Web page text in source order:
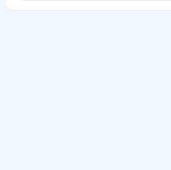
کرایو تراپی زگیل تناسلی مهارت و تجربه کافی